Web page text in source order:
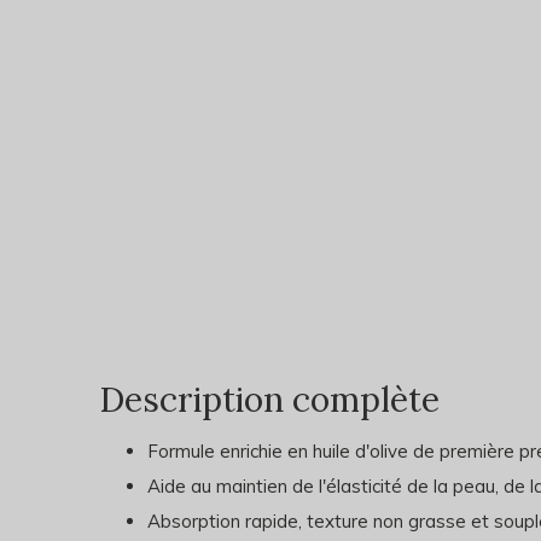
Description complète
Formule enrichie en huile d'olive de première
Aide au maintien de l'élasticité de la peau, de
Absorption rapide, texture non grasse et